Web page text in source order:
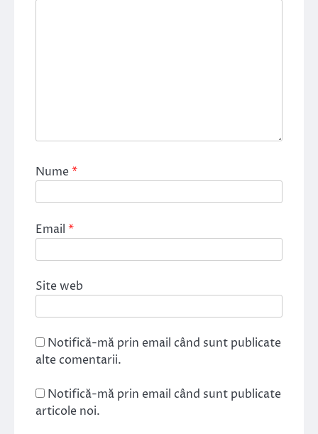
Nume*
Email *
Site web
Notifică-mă prin email când sunt publicate
alte comentarii.
Notifică-mă prin email când sunt publicate
articole noi.